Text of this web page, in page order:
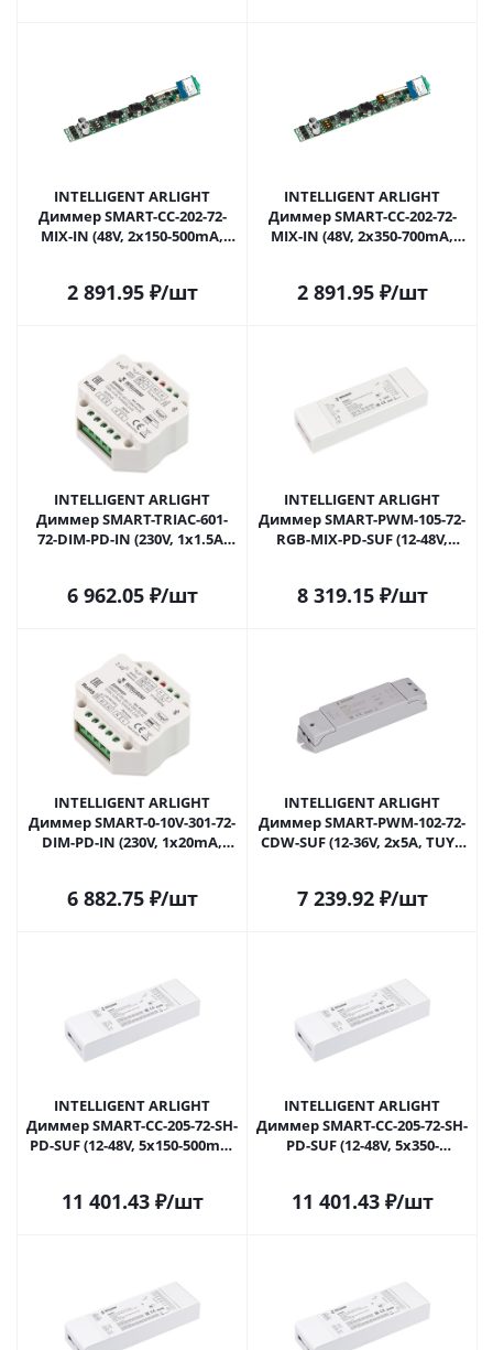
INTELLIGENT ARLIGHT
Диммер SMART-CC-202-72-
MIX-IN (48V, 2x150-500mA,
Самаре
2 891.95₽/шт
INTELLIGENT ARLIGHT
Диммер SMART-CC-202-72-
MIX-IN (48V, 2x350-700mA,
Самаре
2 891.95₽/шт
INTELLIGENT ARLIGHT
Диммер SMART-TRIAC-601-
72-DIM-PD-IN (230V, 1x1.5A,
Самаре
6 962.05₽/шт
INTELLIGENT ARLIGHT
Диммер SMART-PWM-105-72-
RGB-MIX-PD-SUF (12-48V,
Самаре
8 319.15₽/шт
INTELLIGENT ARLIGHT
Диммер SMART-0-10V-301-72-
DIM-PD-IN (230V, 1x20mA,
Самаре
6 882.75₽/шт
INTELLIGENT ARLIGHT
Диммер SMART-PWM-102-72-
CDW-SUF (12-36V, 2x5A, TUYA
7 239.92₽/шт
INTELLIGENT ARLIGHT
Диммер SMART-CC-205-72-SH-
PD-SUF (12-48V, 5x150-500mA,
Самаре
11 401.43₽/шт
INTELLIGENT ARLIGHT
Диммер SMART-CC-205-72-SH-
PD-SUF (12-48V, 5x350-
Самаре
11 401.43₽/шт